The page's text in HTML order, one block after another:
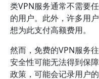
类VPN服务通常不需要
的用户。此外，许多用
想为此支付高额费用。
然而，免费的VPN服务
安全性可能无法得到保
政策，可能会记录用户